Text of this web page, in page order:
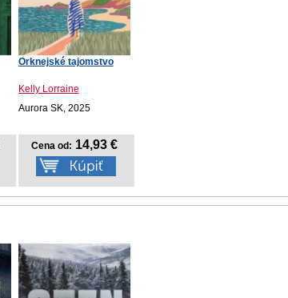
Orknejské tajomstvo
Kelly Lorraine
Aurora SK, 2025
Cena od: 14,93 €